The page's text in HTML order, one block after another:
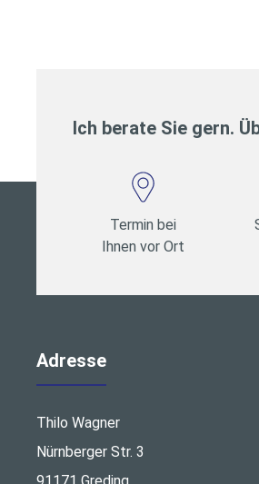
Ich berate Sie gern.
Termin bei
Ihnen vor Ort
Adresse
Thilo Wagner
Nürnberger Str. 3